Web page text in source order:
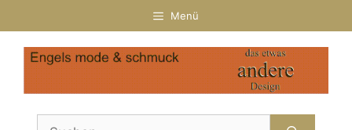
Inhalt
springen
Menü